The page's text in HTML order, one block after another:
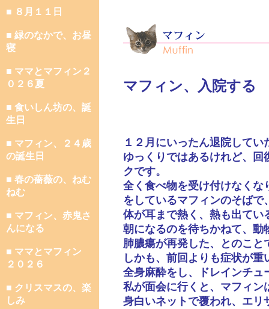
■ ８月１１日
■ 緑のなかで、お昼
寝
■ ママとマフィン２
０２６夏
■ 食いしん坊の、誕
生日
■ マフィン、２４歳
の誕生日
■ 春の薔薇の、ねむ
ねむ
■ マフィン、赤鬼さ
んになる
■ ママとマフィン
２０２６
■ クリスマスの、楽
しみ
マフィン、入院する
１２月にいったん退院して
ゆっくりではあるけれど、
クです。
全く食べ物を受け付けなくな
をしているマフィンのそば
体が耳まで熱く、熱も出てい
朝になるのを待ちかねて、動
肺膿瘍が再発した、とのこと
しかも、前回よりも症状が重
全身麻酔をし、ドレインチュ
私が面会に行くと、マフィン
身白いネットで覆われ、エリ